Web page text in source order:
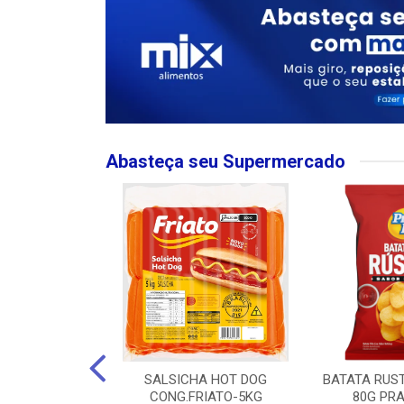
Abasteça seu Supermercado
SALSICHA HOT DOG
CONG.FRIATO-5KG
BATATA
80G